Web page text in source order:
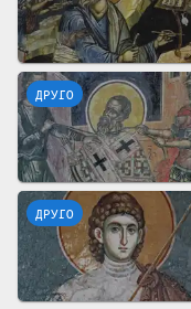
ДРУГО
ДРУГО